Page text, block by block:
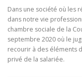
Dans une société où les
dans notre vie
chambre sociale de la
septembre 2020 où le
recourir à des éléments
privé de la salariée.